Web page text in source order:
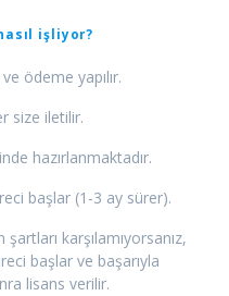
işliyor?
ödeme yapılır.
size iletilir.
hazırlanmaktadır.
başlar (1-3 ay sürer).
karşılamıyorsanız,
başlar ve başarıyla
lisans verilir.